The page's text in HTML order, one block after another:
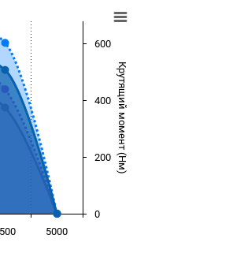
Крутящий момент (Нм)
5000
0
200
400
600